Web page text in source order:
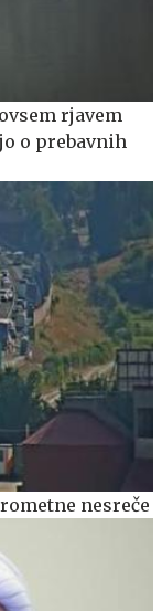
rjavem
o prebavnih
nesreče